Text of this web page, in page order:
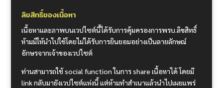
ลิขสิทธิ์ของเนื้อหา
เนื้อหาและภาพบนเวปไซต์นี้ได้รับการคุ้มครองการพรบ.ลิขสิทธิ์
ห้ามมิให้นำไปใช้โดยไม่ได้รับการยินยอมอย่างเป็นลายลักษณ์
อักษรจากเจ้าของเวปไซต์
ท่านสามารถใช้ social function ในการ share เนื้อหาได้ โดยมี
link กลับมายังเวปไซต์แห่งนี้ แต่ห้ามทำสำเนาแล้วนำไปเผยแพร่